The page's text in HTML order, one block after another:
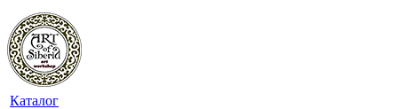
Каталог